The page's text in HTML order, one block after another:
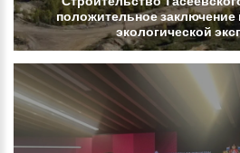
положительноезаключение
экологической